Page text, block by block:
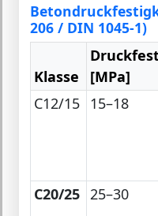
206 / DIN 1045-1)
Klasse
[MPa]
C12/15
15–18
C20/25
25–30